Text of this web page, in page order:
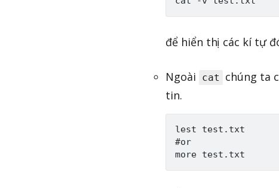
để hiển thị các kí tự
Ngoài cat chúng ta
tin.
lest test.txt
#or